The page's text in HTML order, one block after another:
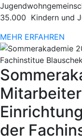
35.000 Kindern und
MEHR ERFAHREN
der